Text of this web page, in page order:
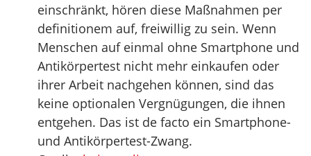
einschränkt, hören diese Maßnahmen per
definitionem auf, freiwillig zu sein. Wenn
Menschen auf einmal ohne Smartphone und
Antikörpertest nicht mehr einkaufen oder
ihrer Arbeit nachgehen können, sind das
keine optionalen Vergnügungen, die ihnen
entgehen. Das ist de facto ein Smartphone-
und Antikörpertest-Zwang.